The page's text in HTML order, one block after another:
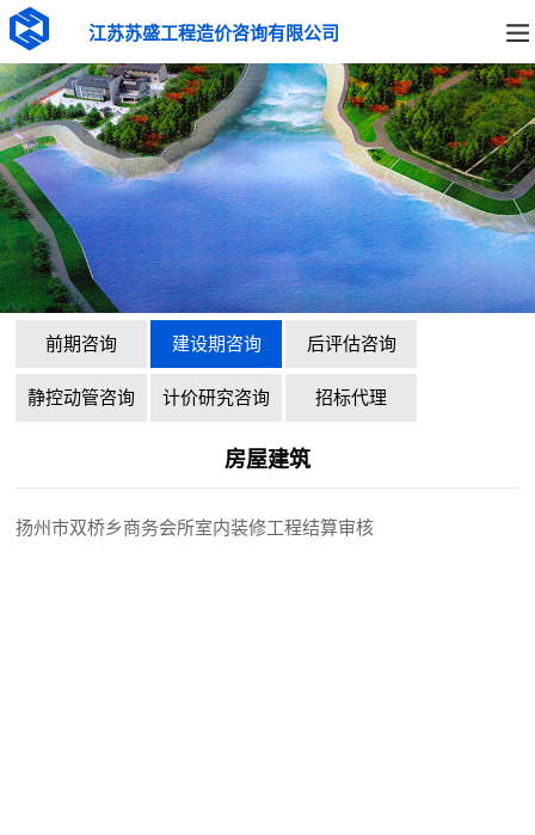
江苏苏盛工程造价咨询有限公司
前期咨询 建设期咨询 后评估咨询
静控动管咨询 计价研究咨询 招标代理
房屋建筑
扬州市双桥乡商务会所室内装修工程结算审核